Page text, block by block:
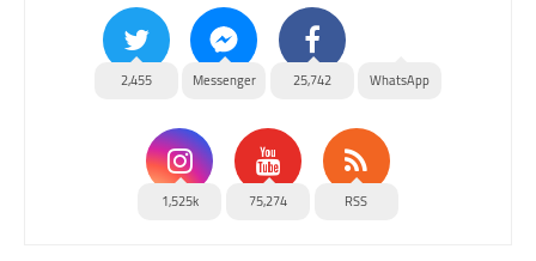
WhatsApp
25,742
Messenger
2,455
RSS
75,274
1,525k